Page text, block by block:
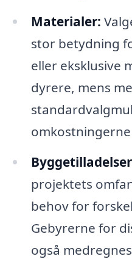
Materialer:
stor betydning
eller eksklusive
dyrere, mens
projektets
behov for
Gebyrerne for
også